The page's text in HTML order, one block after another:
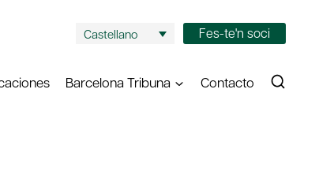
Castellano Fes-te'n soci
Barcelona Tribuna Contacto